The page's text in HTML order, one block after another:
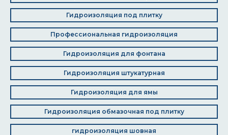
Гидроизоляция под плитку
Профессиональная гидроизоляция
Гидроизоляция для фонтана
Гидроизоляция штукатурная
Гидроизоляция для ямы
Гидроизоляция обмазочная под плитку
гидроизоляция шовная